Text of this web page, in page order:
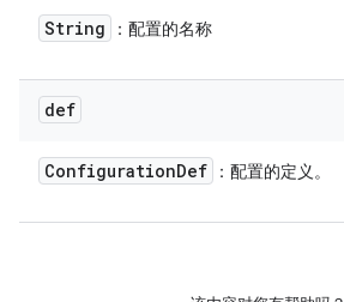
String ：配置的名称
def
ConfigurationDef ：配置的定义。